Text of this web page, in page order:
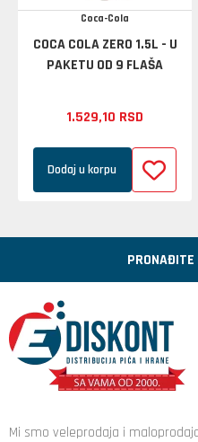
Coca-Cola
COCA COLA ZERO 1.5L - U
PAKETU OD 9 FLAŠA
1.529,10 RSD
Dodaj u korpu
Mi smo veleprodaja i